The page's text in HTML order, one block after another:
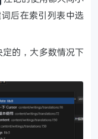
后在索引列表中选
的，大多数情况下